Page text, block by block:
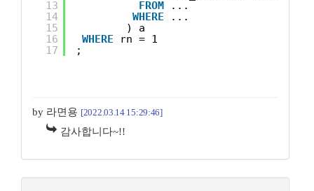
13
14
15
16
17
FROM
...
WHERE
...
) a
WHERE
rn = 1
;
by 라면용 [2022.03.14 15:29:46]
감사합니다~!!